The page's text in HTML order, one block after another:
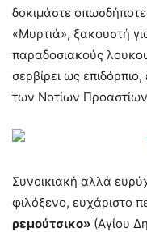
δοκιμάστε
«Μυρτιά», ξακουστή
παραδοσιακούς
σερβίρει ως
των Νοτίων
Συνοικιακή αλλά
φιλόξενο, ευχάριστο
ρεμούτσικο» (Αγίου